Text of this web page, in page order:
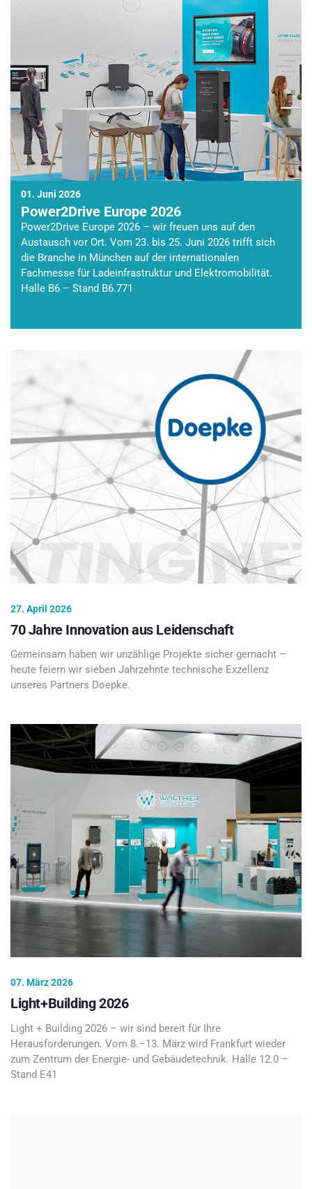
01. Juni 2026
Power2Drive Europe 2026
Power2Drive Europe 2026 – wir freuen uns auf den
Austausch vor Ort. Vom 23. bis 25. Juni 2026 trifft sich
die Branche in München auf der internationalen
Fachmesse für Ladeinfrastruktur und Elektromobilität.
Halle B6 – Stand B6.771
27. April 2026
70 Jahre Innovation aus Leidenschaft
Gemeinsam haben wir unzählige Projekte sicher gemacht –
heute feiern wir sieben Jahrzehnte technische Exzellenz
unseres Partners Doepke.
07. März 2026
Light+Building 2026
Light + Building 2026 – wir sind bereit für Ihre
Herausforderungen. Vom 8.–13. März wird Frankfurt wieder
zum Zentrum der Energie- und Gebäudetechnik. Halle 12.0 –
Stand E41